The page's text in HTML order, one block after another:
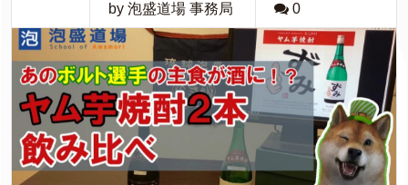
by 泡盛道場 事務局 0